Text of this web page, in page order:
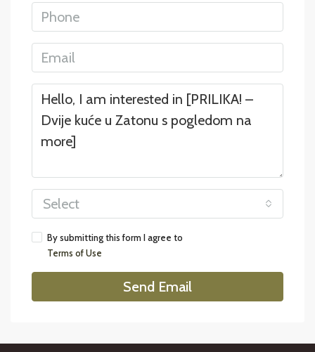
Select
By submitting this form I agree to
Terms of Use
Send Email